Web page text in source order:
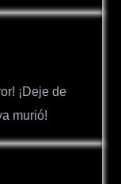
¡Deje de
murió!